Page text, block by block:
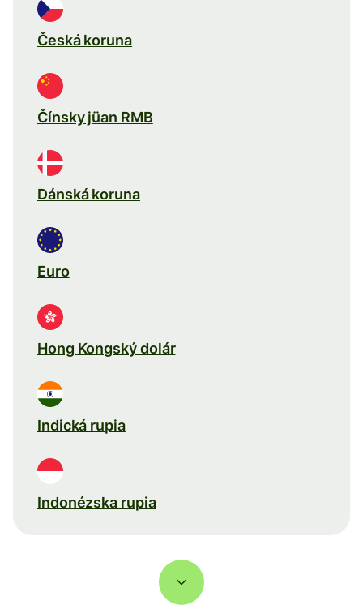
Česká koruna
Čínsky jüan RMB
Dánská koruna
Euro
Hong Kongský dolár
Indická rupia
Indonézska rupia